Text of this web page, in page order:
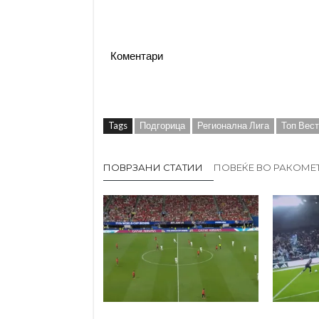
Коментари
Tags Подгорица Регионална Лига Топ
ПОВРЗАНИ СТАТИИ ПОВЕЌЕ ВО